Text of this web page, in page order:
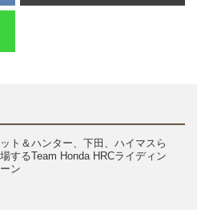
ト＆ハンター、下田、ハイマスら
するTeam Honda HRCライディン
ン